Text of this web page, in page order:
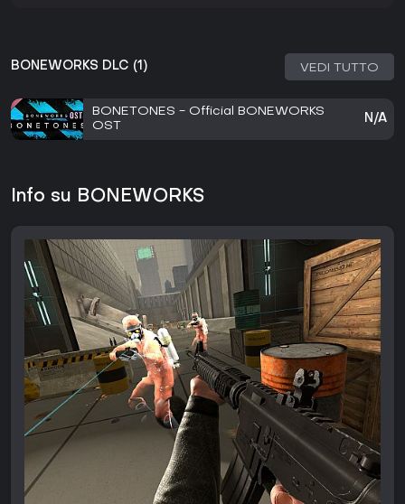
BONEWORKS DLC (1) VEDI TUTTO
BONETONES - Official BONEWORKS
OST
N/A
Info su BONEWORKS